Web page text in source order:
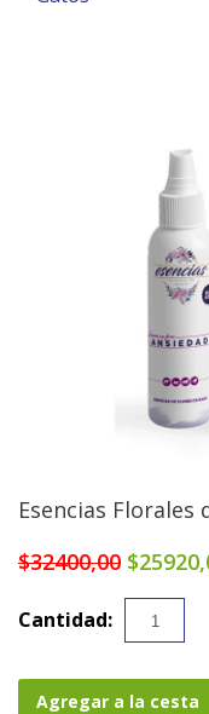
$32400,00
Cantidad:
Agregar a la cesta